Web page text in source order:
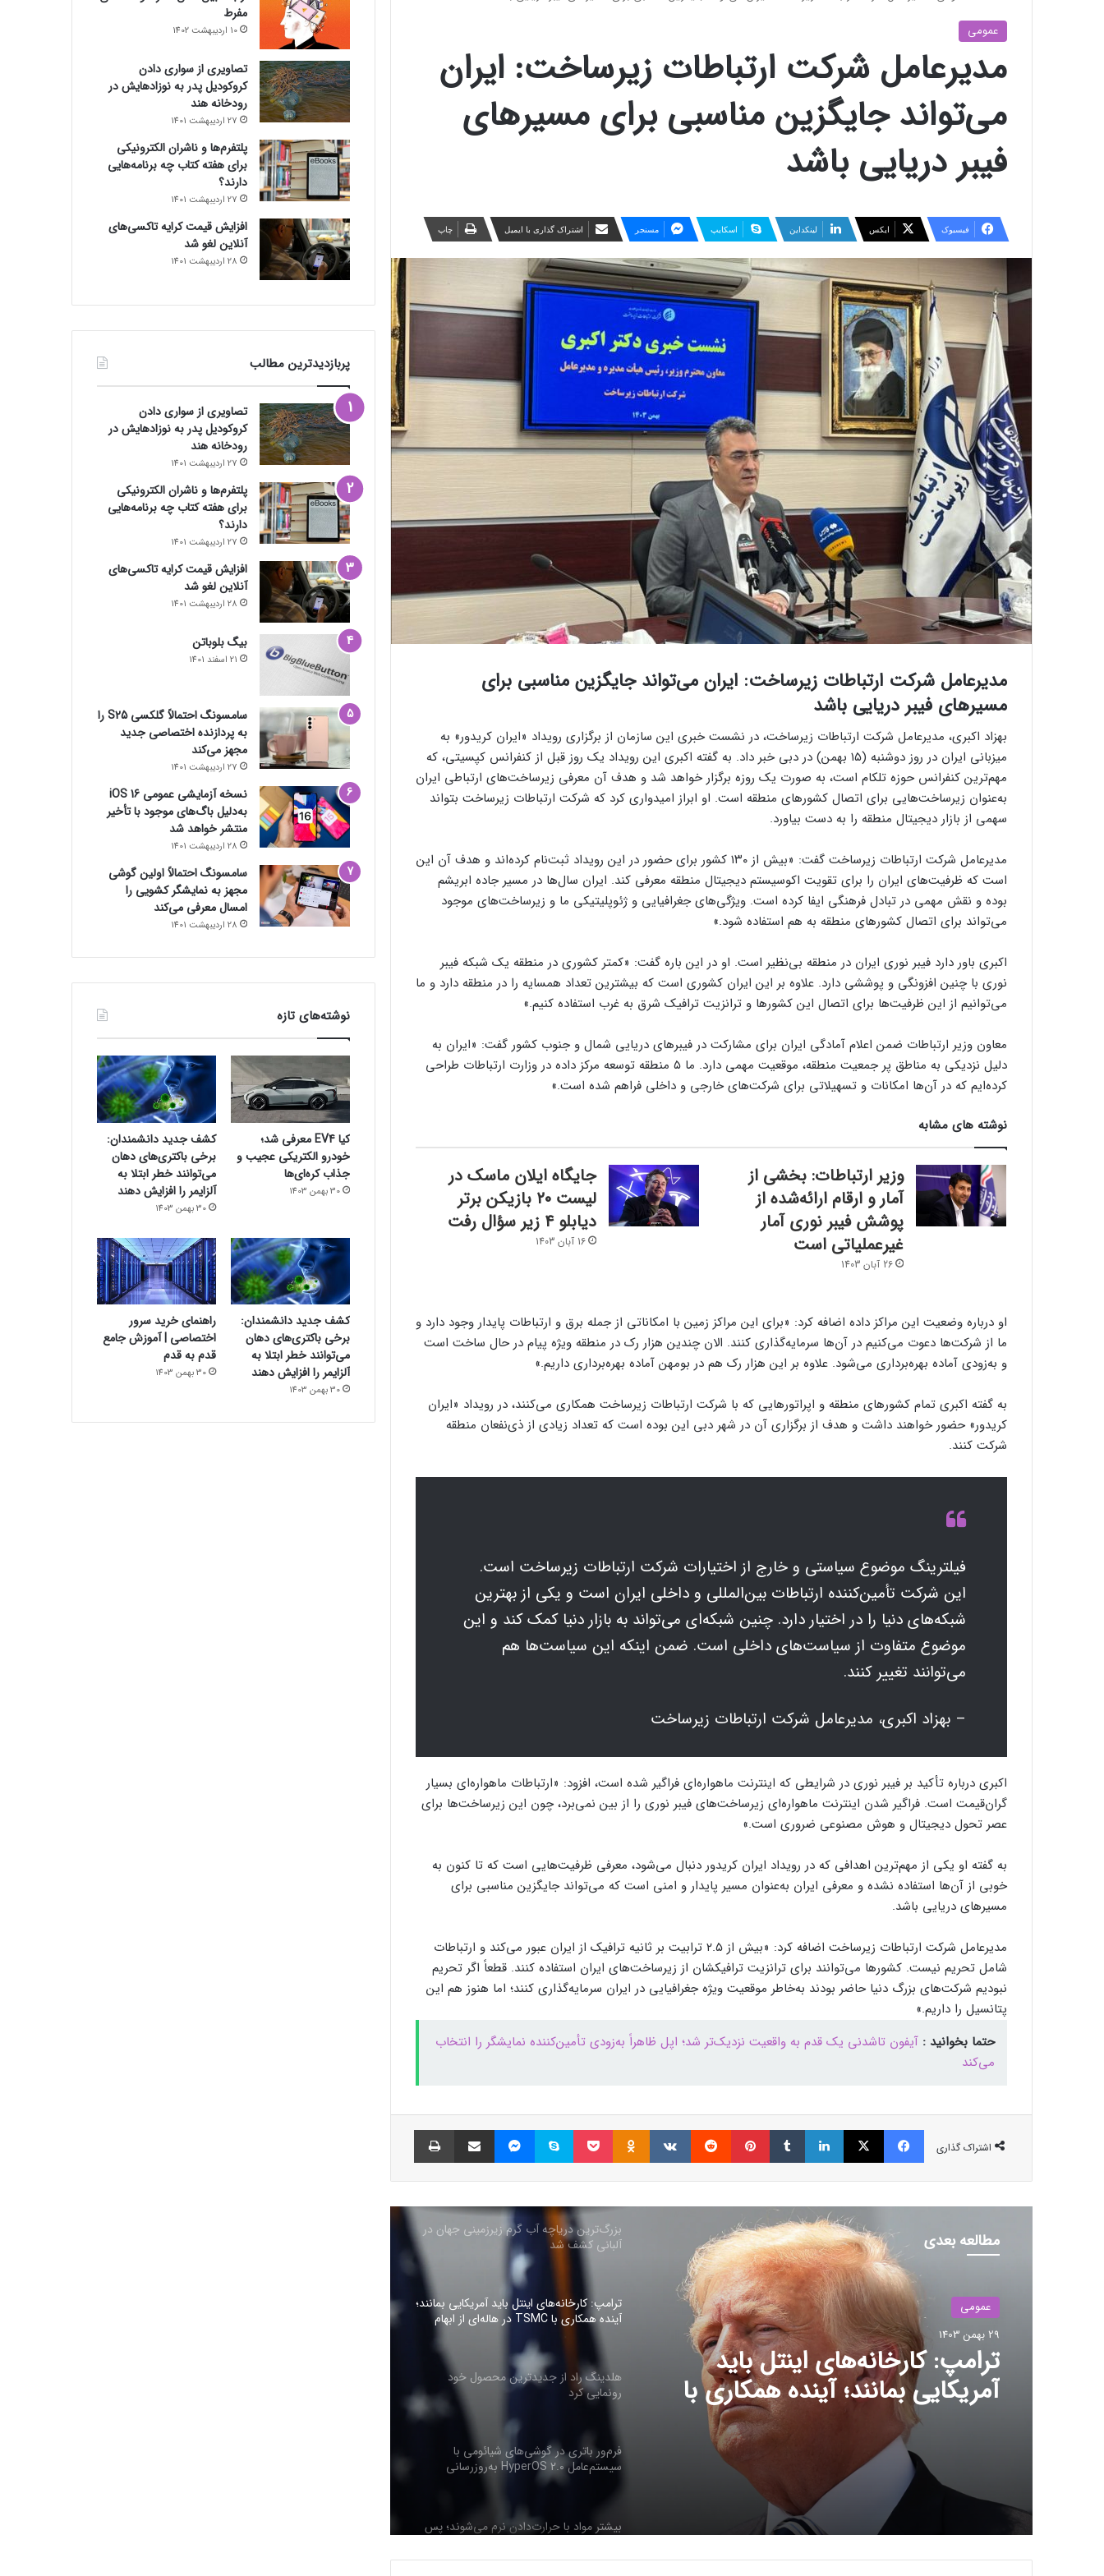
عمومی
مدیرعامل شرکت ارتباطات زیرساخت: ایران
می‌تواند جایگزین مناسبی برای مسیرهای
فیبر دریایی باشد
فیسبوک ایکس لینکداین اسکایپ مسنجر اشتراک گذاری با ایمیل چاپ
مدیرعامل شرکت ارتباطات زیرساخت: ایران می‌تواند جایگزین مناسبی برای
مسیرهای فیبر دریایی باشد
بهزاد اکبری، مدیرعامل شرکت ارتباطات زیرساخت، در نشست خبری این سازمان از برگزاری رویداد «ایران کریدور» به
میزبانی ایران در روز دوشنبه (۱۵ بهمن) در دبی خبر داد. به گفته اکبری این رویداد یک روز قبل از کنفرانس کپسیتی، که
مهم‌ترین کنفرانس حوزه تلکام است، به صورت یک روزه برگزار خواهد شد و هدف آن معرفی زیرساخت‌های ارتباطی ایران
به‌عنوان زیرساخت‌هایی برای اتصال کشورهای منطقه است. او ابراز امیدواری کرد که شرکت ارتباطات زیرساخت بتواند
سهمی از بازار دیجیتال منطقه را به دست بیاورد.
مدیرعامل شرکت ارتباطات زیرساخت گفت: «بیش از ۱۳۰ کشور برای حضور در این رویداد ثبت‌نام کرده‌اند و هدف آن این
است که ظرفیت‌های ایران را برای تقویت اکوسیستم دیجیتال منطقه معرفی کند. ایران سال‌ها در مسیر جاده ابریشم
بوده و نقش مهمی در تبادل فرهنگی ایفا کرده است. ویژگی‌های جغرافیایی و ژئوپلیتیکی ما و زیرساخت‌های موجود
می‌تواند برای اتصال کشورهای منطقه به هم استفاده شود.»
اکبری باور دارد فیبر نوری ایران در منطقه بی‌نظیر است. او در این باره گفت: «کمتر کشوری در منطقه یک شبکه فیبر
نوری با چنین افزونگی و پوششی دارد. علاوه بر این ایران کشوری است که بیشترین تعداد همسایه را در منطقه دارد و ما
می‌توانیم از این ظرفیت‌ها برای اتصال این کشورها و ترانزیت ترافیک شرق به غرب استفاده کنیم.»
معاون وزیر ارتباطات ضمن اعلام آمادگی ایران برای مشارکت در فیبرهای دریایی شمال و جنوب کشور گفت: «ایران به
دلیل نزدیکی به مناطق پر جمعیت منطقه، موقعیت مهمی دارد. ما ۵ منطقه توسعه مرکز داده در وزارت ارتباطات طراحی
کرده‌ایم که در آن‌ها امکانات و تسهیلاتی برای شرکت‌های خارجی و داخلی فراهم شده است.»
نوشته های مشابه
وزیر ارتباطات: بخشی از
آمار و ارقام ارائه‌شده از
پوشش فیبر نوری آمار
غیرعملیاتی است
26 آبان 1403
جایگاه ایلان ماسک در
لیست ۲۰ بازیکن برتر
دیابلو ۴ زیر سؤال رفت
16 آبان 1403
او درباره وضعیت این مراکز داده اضافه کرد: «برای این مراکز زمین با امکاناتی از جمله برق و ارتباطات پایدار وجود دارد و
ما از شرکت‌ها دعوت می‌کنیم در آن‌ها سرمایه‌گذاری کنند. الان چندین هزار رک در منطقه ویژه پیام در حال ساخت است
و به‌زودی آماده بهره‌برداری می‌شود. علاوه بر این هزار رک هم در بومهن آماده بهره‌برداری داریم.»
به گفته اکبری تمام کشورهای منطقه و اپراتورهایی که با شرکت ارتباطات زیرساخت همکاری می‌کنند، در رویداد «ایران
کریدور» حضور خواهند داشت و هدف از برگزاری آن در شهر دبی این بوده است که تعداد زیادی از ذی‌نفعان منطقه
شرکت کنند.
فیلترینگ موضوع سیاستی و خارج از اختیارات شرکت ارتباطات زیرساخت است.
این شرکت تأمین‌کننده ارتباطات بین‌المللی و داخلی ایران است و یکی از بهترین
شبکه‌های دنیا را در اختیار دارد. چنین شبکه‌ای می‌تواند به بازار دنیا کمک کند و این
موضوع متفاوت از سیاست‌های داخلی است. ضمن اینکه این سیاست‌ها هم
می‌توانند تغییر کنند.
– بهزاد اکبری، مدیرعامل شرکت ارتباطات زیرساخت
اکبری درباره تأکید بر فیبر نوری در شرایطی که اینترنت ماهواره‌ای فراگیر شده است، افزود: «ارتباطات ماهواره‌ای بسیار
گران‌قیمت است. فراگیر شدن اینترنت ماهواره‌ای زیرساخت‌های فیبر نوری را از بین نمی‌برد، چون این زیرساخت‌ها برای
عصر تحول دیجیتال و هوش مصنوعی ضروری است.»
به گفته او یکی از مهم‌ترین اهدافی که در رویداد ایران کریدور دنبال می‌شود، معرفی ظرفیت‌هایی است که تا کنون به
خوبی از آن‌ها استفاده نشده و معرفی ایران به‌عنوان مسیر پایدار و امنی است که می‌تواند جایگزین مناسبی برای
مسیرهای دریایی باشد.
مدیرعامل شرکت ارتباطات زیرساخت اضافه کرد: «بیش از ۲.۵ ترابیت بر ثانیه ترافیک از ایران عبور می‌کند و ارتباطات
شامل تحریم نیست. کشورها می‌توانند برای ترانزیت ترافیکشان از زیرساخت‌های ایران استفاده کنند. قطعاً اگر تحریم
نبودیم شرکت‌های بزرگ دنیا حاضر بودند به‌خاطر موقعیت ویژه جغرافیایی در ایران سرمایه‌گذاری کنند؛ اما هنوز هم این
پتانسیل را داریم.»
حتما بخوانید : آیفون تاشدنی یک قدم به واقعیت نزدیک‌تر شد؛ اپل ظاهراً به‌زودی تأمین‌کننده نمایشگر را انتخاب
می‌کند
اشتراک گذاری
فیسبوک ایکس لینکداین تامبلر پینتریست Reddit
VKontakte
Odnoklassniki پاکت اسکایپ مسنجر اشتراک گذاری با ایمیل
مطالعه بعدی
عمومی
29 بهمن 1403
ترامپ: کارخانه‌های اینتل باید
آمریکایی بمانند؛ آینده همکاری با
مخفی دریافت کرد
بیشتر مواد با حرارت‌دادن نرم می‌شوند؛ پس
چرا تخم مرغ سفت می‌شود؟
اینتل را در ویندوز Windows 11 24H2 کنار
نسل جدید مانیتور استودیو دیسپلی اپل سال
۲۰۲۶ از راه می‌رسد؛ گزارش بلومبرگ
گیمرها، محتواسازان و کسب‌وکارها
کم‌درآمد ارائه می‌شود
بزرگ‌ترین دریاچه آب گرم زیرزمینی جهان در
آلبانی کشف شد
ترامپ: کارخانه‌های اینتل باید آمریکایی بمانند؛
آینده همکاری با TSMC در هاله‌ای از ابهام
هلدینگ راد از جدیدترین محصول خود
رونمایی کرد
فرم‌ور باتری در گوشی‌های شیائومی با
سیستم‌عامل HyperOS 2.0 به‌روزرسانی
مخفی دریافت کرد
بیشتر مواد با حرارت‌دادن نرم می‌شوند؛ پس
مفرط
10 اردیبهشت 1402
تصاویری از سواری دادن
کروکودیل پدر به نوزادهایش در
رودخانه هند
27 اردیبهشت 1401
پلتفرم‌ها و ناشران الکترونیکی
برای هفته کتاب چه برنامه‌هایی
دارند؟
27 اردیبهشت 1401
افزایش قیمت کرایه تاکسی‌های
آنلاین لغو شد
28 اردیبهشت 1401
پربازدیدترین مطالب
تصاویری از سواری دادن
کروکودیل پدر به نوزادهایش در
رودخانه هند
27 اردیبهشت 1401
پلتفرم‌ها و ناشران الکترونیکی
برای هفته کتاب چه برنامه‌هایی
دارند؟
27 اردیبهشت 1401
افزایش قیمت کرایه تاکسی‌های
آنلاین لغو شد
28 اردیبهشت 1401
بیگ بلوباتن
21 اسفند 1401
سامسونگ احتمالاً گلکسی S25 را
به پردازنده اختصاصی جدید
مجهز می‌کند
27 اردیبهشت 1401
نسخه آزمایشی عمومی iOS 16
به‌دلیل باگ‌های موجود با تأخیر
منتشر خواهد شد
28 اردیبهشت 1401
سامسونگ احتمالاً اولین گوشی
مجهز به نمایشگر کشویی را
امسال معرفی می‌کند
28 اردیبهشت 1401
نوشته‌های تازه
کیا EV4 معرفی شد؛
خودرو الکتریکی عجیب و
جذاب کره‌ای‌ها
30 بهمن 1403
کشف جدید دانشمندان:
برخی باکتری‌های دهان
می‌توانند خطر ابتلا به
آلزایمر را افزایش دهند
30 بهمن 1403
کشف جدید دانشمندان:
برخی باکتری‌های دهان
می‌توانند خطر ابتلا به
آلزایمر را افزایش دهند
30 بهمن 1403
راهنمای خرید سرور
اختصاصی | آموزش جامع
قدم به قدم
30 بهمن 1403